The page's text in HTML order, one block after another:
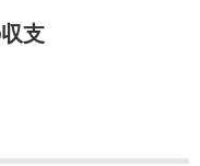
支